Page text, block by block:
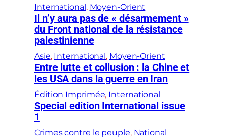
International , Moyen-Orient
Il n’y aura pas de « désarmement »
du Front national de la résistance
palestinienne
Asie, International , Moyen-Orient
Entre lutte et collusion : la Chine et
les USA dans la guerre en Iran
Édition Imprimée, International
Special edition International issue
1
Crimes contre le peuple, National